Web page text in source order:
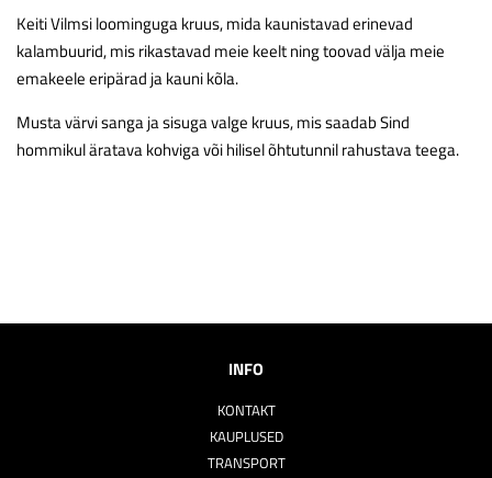
Keiti Vilmsi loominguga kruus, mida kaunistavad erinevad
kalambuurid, mis rikastavad meie keelt ning toovad välja meie
emakeele eripärad ja kauni kõla.
Musta värvi sanga ja sisuga valge kruus, mis saadab Sind
hommikul äratava kohviga või hilisel õhtutunnil rahustava teega.
INFO
KONTAKT
KAUPLUSED
TRANSPORT